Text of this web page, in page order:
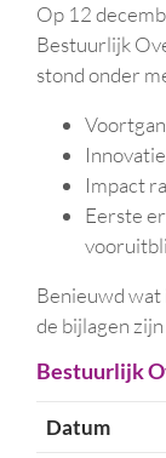
Op 12
Bestuurlijk
stond onder
Impact
Eerste
Benieuwd wat
de bijlagen
Bestuurlijk
Datum